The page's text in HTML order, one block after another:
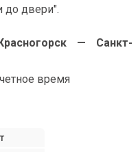
до двери".
— Санкт-
время